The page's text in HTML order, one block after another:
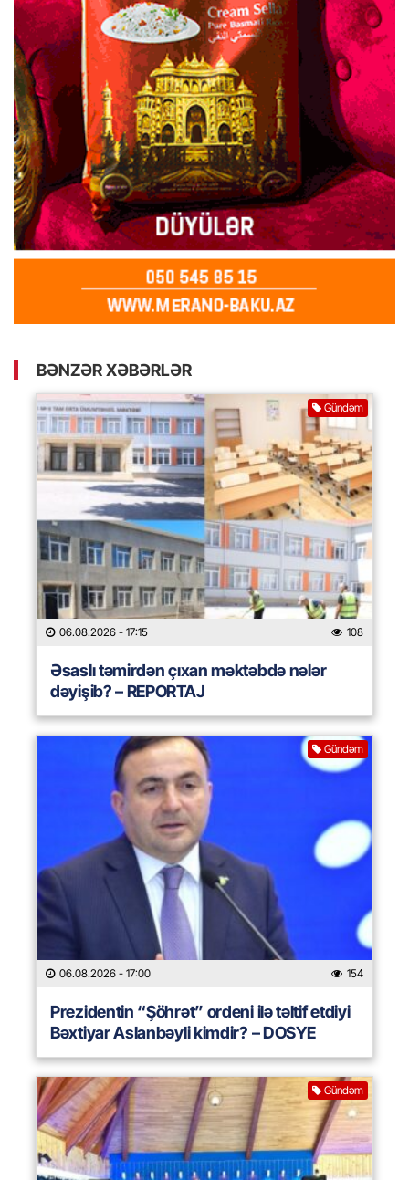
BƏNZƏR XƏBƏRLƏR
Gündəm
06.08.2026 - 17:15 108
Əsaslı təmirdən çıxan məktəbdə nələr
dəyişib? – REPORTAJ
Gündəm
06.08.2026 - 17:00 154
Prezidentin “Şöhrət” ordeni ilə təltif etdiyi
Bəxtiyar Aslanbəyli kimdir? – DOSYE
Gündəm